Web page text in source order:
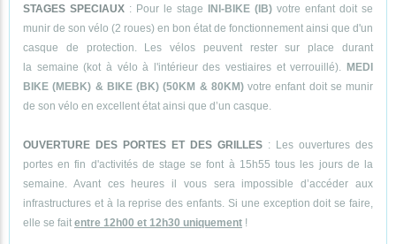
STAGES SPECIAUX : Pour le stage INI-BIKE (IB) votre enfant doit se
munir de son vélo (2 roues) en bon état de fonctionnement ainsi que d'un
casque de protection. Les vélos peuvent rester sur place durant
la semaine (kot à vélo à l'intérieur des vestiaires et verrouillé). MEDI
BIKE (MEBK) & BIKE (BK) (50KM & 80KM) votre enfant doit se munir
de son vélo en excellent état ainsi que d’un casque.
OUVERTURE DES PORTES ET DES GRILLES : Les ouvertures des
portes en fin d'activités de stage se font à 15h55 tous les jours de la
semaine. Avant ces heures il vous sera impossible d’accéder aux
infrastructures et à la reprise des enfants. Si une exception doit se faire,
elle se fait entre 12h00 et 12h30 uniquement !